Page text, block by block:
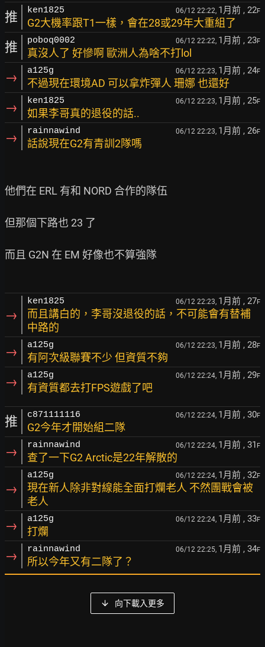
推 ken1825 06/12 22:22, 1月前 , 22F
G2大機率跟T1一樣，會在28或29年大重組了
推 poboq0002 06/12 22:22, 1月前 , 23F
真沒人了 好慘啊 歐洲人為啥不打lol
→ a125g 06/12 22:23, 1月前 , 24F
不過現在環境AD 可以拿炸彈人 珊娜 也還好
→ ken1825 06/12 22:23, 1月前 , 25F
如果李哥真的退役的話..
→ rainnawind 06/12 22:23, 1月前 , 26F
話說現在G2有青訓2隊嗎
他們在 ERL 有和 NORD 合作的隊伍
但那個下路也 23 了
而且 G2N 在 EM 好像也不算強隊
→
ken1825 06/12 22:23, 1月前 , 27F
而且講白的，李哥沒退役的話，不可能會有替補
中路的
→ a125g 06/12 22:23, 1月前 , 28F
有阿次級聯賽不少 但資質不夠
→ a125g 06/12 22:24, 1月前 , 29F
有資質都去打FPS遊戲了吧
推 c871111116 06/12 22:24, 1月前 , 30F
G2今年才開始組二隊
→ rainnawind 06/12 22:24, 1月前 , 31 F
查了一下G2 Arctic是22年解散的
→
a125g 06/12 22:24, 1月前 , 32F
現在新人除非對線能全面打爛老人 不然團戰會被
老人
→ a125g 06/12 22:24, 1月前 , 33F
打爛
→ rainnawind 06/12 22:25, 1月前 , 34F
所以今年又有二隊了？
向下載入更多